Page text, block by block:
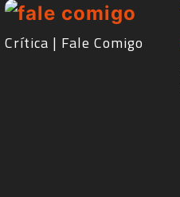
Crítica | Fale Comigo